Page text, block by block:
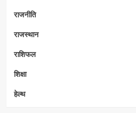
राजनीति
राजस्थान
राशिफल
शिक्षा
हेल्थ